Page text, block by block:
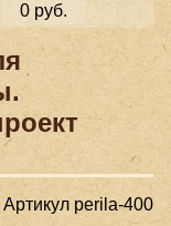
0 руб.
Артикул perila-400